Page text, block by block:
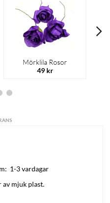
Mörklila Rosor
49 kr
1-3 vardagar
av mjuk plast.